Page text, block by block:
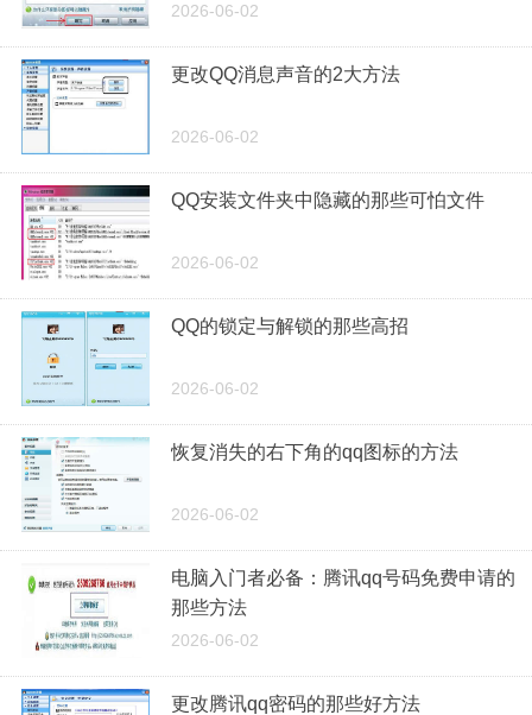
2026-06-02
更改QQ消息声音的2大方法
2026-06-02
QQ安装文件夹中隐藏的那些可怕文件
2026-06-02
QQ的锁定与解锁的那些高招
2026-06-02
恢复消失的右下角的qq图标的方法
2026-06-02
电脑入门者必备：腾讯qq号码免费申请的
那些方法
2026-06-02
更改腾讯qq密码的那些好方法